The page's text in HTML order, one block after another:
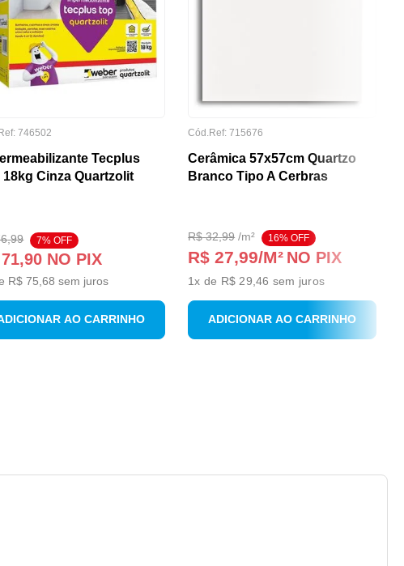
746502
Tecplus
18kg Cinza Quartzolit
,99 7% OFF
71,90 NO PIX
R$ 75 ,68 sem juros
AO CARRINHO
Cód.Ref:715676
Cerâmica 57x57cm Quartzo
Branco Tipo A Cerbras
R$ 32,99 /m² 16% OFF
R$ 27,99/M² NO PIX
1x de R$ 29,46 sem juros
ADICIONAR AO CARRINHO